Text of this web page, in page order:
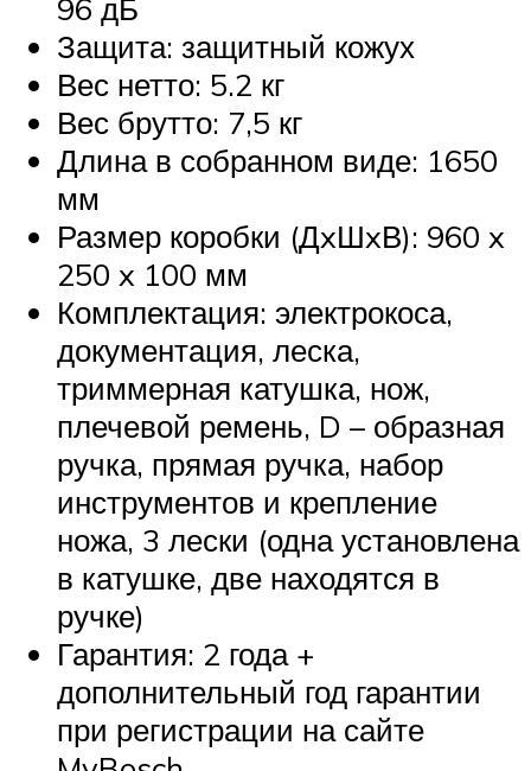
96 дБ
Защита: защитный кожух
Вес нетто: 5.2 кг
Вес брутто: 7,5 кг
Длина в собранном виде: 1650
мм
Размер коробки (ДxШxВ): 960 x
250 x 100 мм
Комплектация: электрокоса,
документация, леска,
триммерная катушка, нож,
плечевой ремень, D – образная
ручка, прямая ручка, набор
инструментов и крепление
ножа, 3 лески (одна установлена
в катушке, две находятся в
ручке)
Гарантия: 2 года +
дополнительный год гарантии
при регистрации на сайте